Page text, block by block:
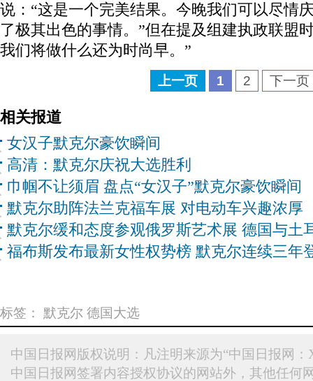
说：“这是一个完美结果。今晚我们可以尽情
了极其出色的事情。”但在提及组建执政联盟
我们将做什么还为时尚早。”
上一页 1 2 下一页
相关报道
女汉子默克尔豪饮瞬间
高清：默克尔庆祝大选胜利
巾帼不让须眉 盘点“女汉子”默克尔豪饮瞬间
默克尔助阵法兰克福车展 对电动车兴趣浓厚
默克尔缓和态度参观俄罗斯艺术展 德国与土
福布斯发布最新女性权势榜 默克尔连续三年
标签： 默克尔 德国大选
中国日报网版权说明：凡注明来源为“中国日报网
中国日报网签署内容授权协议的网站外，其他任何